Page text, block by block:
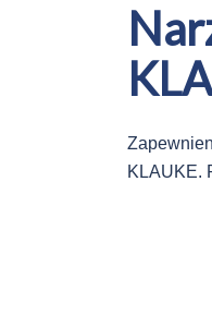
KLAUKE.